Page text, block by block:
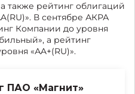
также рейтинг облигаций
В сентябре АКРА
Компании до уровня
а рейтинг
«АA+(RU)».
ПАО «Магнит»